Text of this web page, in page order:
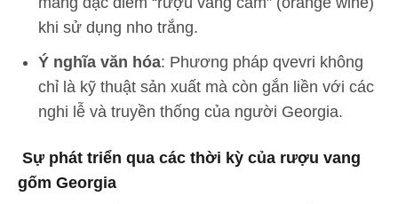
khi sử dụng nho trắng.
Ý nghĩa văn hóa: Phương pháp qvevri không
chỉ là kỹ thuật sản xuất mà còn gắn liền với các
nghi lễ và truyền thống của người Georgia.
Sự phát triển qua các thời kỳ của rượu vang
gốm Georgia